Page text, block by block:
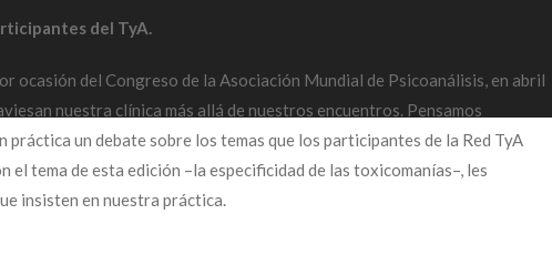
del TyA.
ocasión del Congreso de la Asociación Mundial de Psicoanálisis, en abril
nuestra clínica más allá de nuestros encuentros. Pensamos
un debate sobre los temas que los participantes de la Red TyA
tema de esta edición –la especificidad de las toxicomanías–, les
insisten en nuestra práctica.